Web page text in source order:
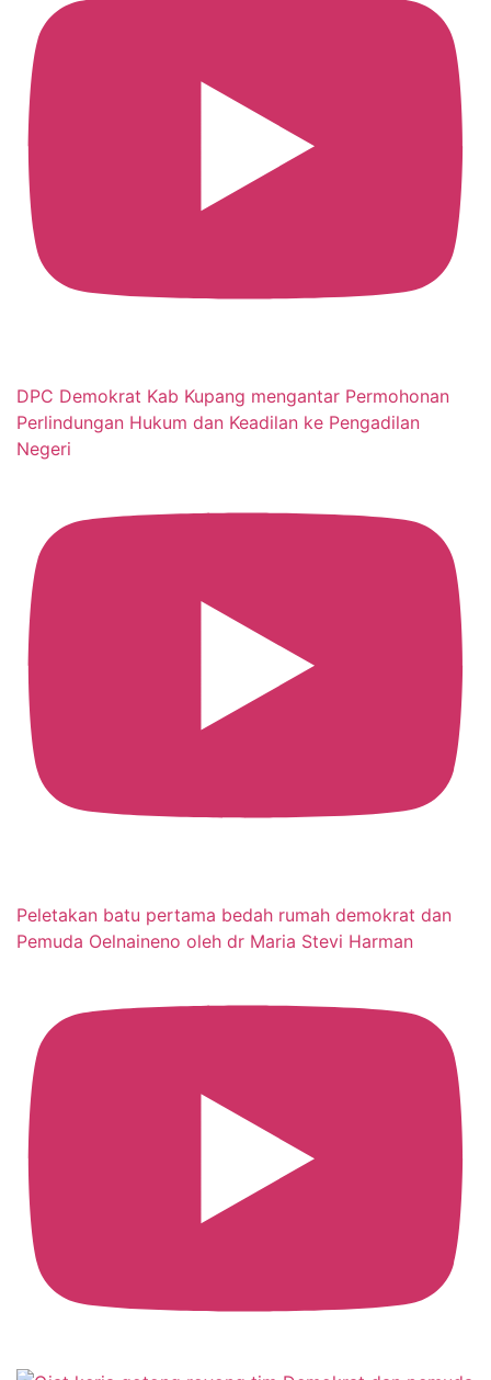
DPC Demokrat Kab Kupang mengantar Permohonan
Perlindungan Hukum dan Keadilan ke Pengadilan
Negeri
Peletakan batu pertama bedah rumah demokrat dan
Pemuda Oelnaineno oleh dr Maria Stevi Harman